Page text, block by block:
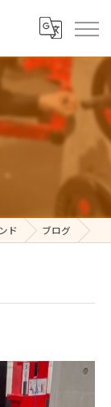
ド ブログ